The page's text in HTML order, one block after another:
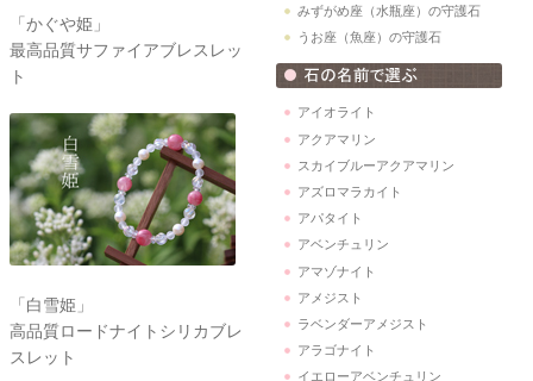
「かぐや姫」
最高品質サファイアブレスレッ
ト
「白雪姫」
高品質ロードナイトシリカブレ
スレット
みずがめ座（水瓶座）の守護石
うお座（魚座）の守護石
アイオライト
アクアマリン
スカイブルーアクアマリン
アズロマラカイト
アパタイト
アベンチュリン
アマゾナイト
アメジスト
ラベンダーアメジスト
アラゴナイト
イエローアベンチュリン